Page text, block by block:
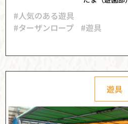
#人気のある遊具
#ターザンロープ
#遊具
遊具